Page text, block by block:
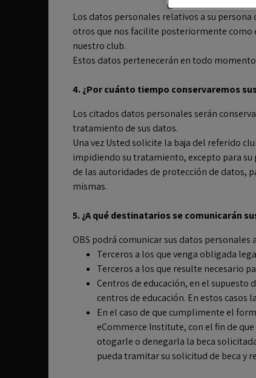
Los datos personales relativos a su
otros que nos facilite posteriormente como
nuestro club.
Estos datos pertenecerán en todo
4. ¿Por cuánto tiempo conservaremos
Los citados datos personales serán
tratamiento de sus datos.
Una vez Usted solicite la baja del referido
impidiendo su tratamiento, excepto para
de las autoridades de protección de datos,
mismas.
5. ¿A qué destinatarios se comunicarán
OBS podrá comunicar sus datos personales
Terceros a los que venga obligada
Terceros a los que resulte necesario
Centros de educación, en el supuesto
centros de educación. En estos casos
En el caso de que cumplimente el
eCommerce Institute, con el fin de
otogarle o denegarla la beca
pueda tramitar su solicitud de beca y